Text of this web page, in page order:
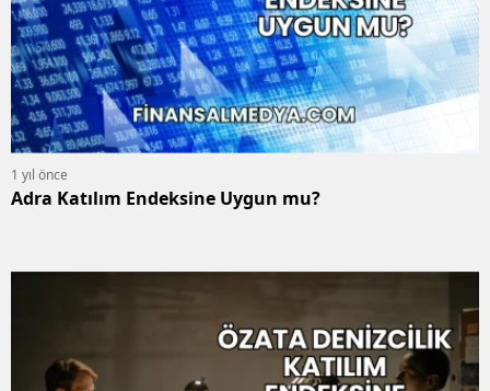
1 yıl önce
Adra Katılım Endeksine Uygun mu?